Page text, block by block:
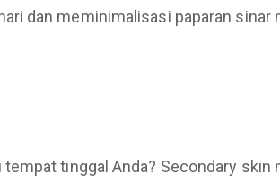
dan meminimalisasi paparan sinar
tinggal Anda? Secondary